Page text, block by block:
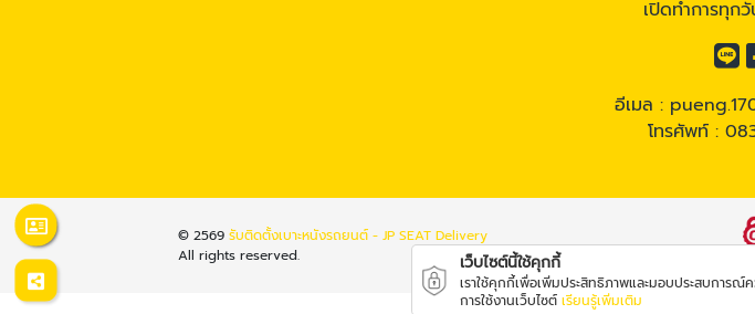
เปิดทำการทุก
อีเมล :
โทรศัพท์ :
© 2569รับติดตั้งเบาะหนังรถยนต์ - JP SEAT Delivery
All rights reserved.
เว็บไซต์นี้ใช้คุกกี้
เราใช้คุกกี้เพื่อเพิ่มประสิทธิภาพและมอบประสบการณ์
การใช้งานเว็บไซต์ เรียนรู้เพิ่มเติม